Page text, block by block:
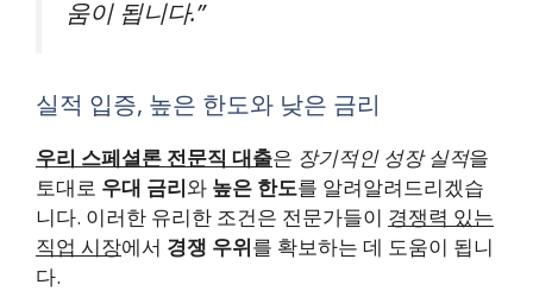
움이 됩니다.”
실적 입증, 높은 한도와 낮은 금리
우리 스페셜론 전문직 대출은 장기적인 성장 실적을
토대로 우대 금리와 높은 한도를 알려알려드리겠습
니다. 이러한 유리한 조건은 전문가들이 경쟁력 있는
직업 시장에서 경쟁 우위를 확보하는 데 도움이 됩니
다.